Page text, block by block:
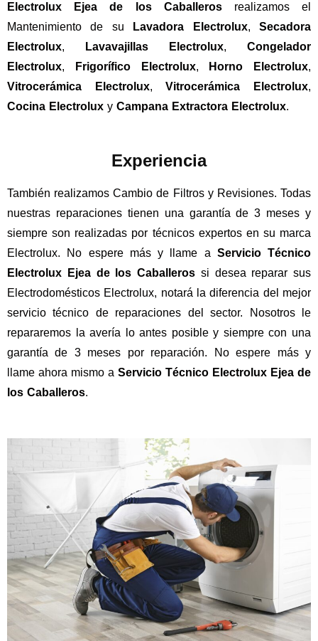
Electrolux Ejea de los Caballerosrealizamos el
Mantenimiento de su
Lavadora Electrolux,Secadora
Electrolux, Lavavajillas Electrolux, Congelador
Electrolux, Frigorífico Electrolux, Horno Electrolux,
Vitrocerámica
Electrolux,Vitrocerámica Electrolux,
Cocina Electrolux y Campana Extractora Electrolux.
Experiencia
También realizamos Cambio de Filtros y Revisiones. Todas
nuestras reparaciones tienen una garantía de 3 meses y
siempre son realizadas por técnicos expertos en su marca
Electrolux. No espere más y llame a Servicio Técnico
Electrolux
Ejea de los Caballeros si desea reparar sus
Electrodomésticos Electrolux, notará la diferencia del mejor
servicio técnico de reparaciones del sector. Nosotros le
repararemos la avería lo antes posible y siempre con una
garantía de 3 meses por reparación. No espere más y
llame ahora mismo a Servicio Técnico Electrolux Ejea de
los Caballeros.